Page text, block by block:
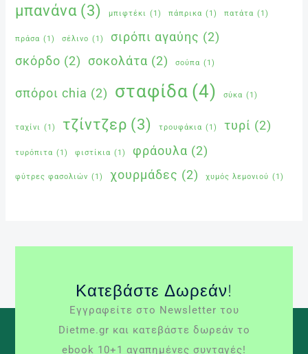
μπανάνα (3) μπιφτέκι (1) πάπρικα (1) πατάτα (1)
πράσα (1) σέλινο (1) σιρόπι αγαύης (2)
σκόρδο (2) σοκολάτα (2) σούπα (1)
σπόροι chia (2) σταφίδα (4) σύκα (1)
ταχίνι (1) τζίντζερ (3) τρουφάκια (1) τυρί (2)
τυρόπιτα (1) φιστίκια (1) φράουλα (2)
φύτρες φασολιών (1) χουρμάδες (2) χυμός λεμονιού (1)
Κατεβάστε Δωρεάν!
Εγγραφείτε στο Newsletter του
Dietme.gr και κατεβάστε δωρεάν το
ebook 10+1 αγαπημένες συνταγές!